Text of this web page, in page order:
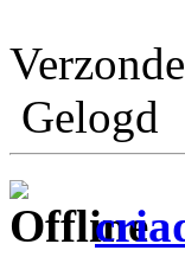
Gelogd